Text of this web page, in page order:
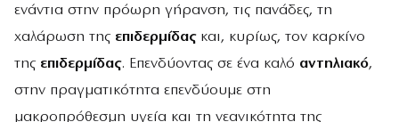
ενάντια στην πρόωρη γήρανση, τις πανάδες, τη
χαλάρωση της επιδερμίδαςκαι, κυρίως, τον καρκίνο
της επιδερμίδας. Επενδύοντας σε ένα καλό αντηλιακό,
στην πραγματικότητα επενδύουμε στη
μακροπρόθεσμη υγεία και τη νεανικότητα της